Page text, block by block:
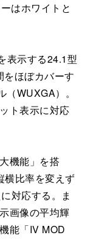
はホワイトと
表示する24.1型
ほぼカバーす
WUXGA）。
ト表示に対応
機能」を搭
横比率を変えず
対応する。ま
画像の平均輝
能「IV MOD